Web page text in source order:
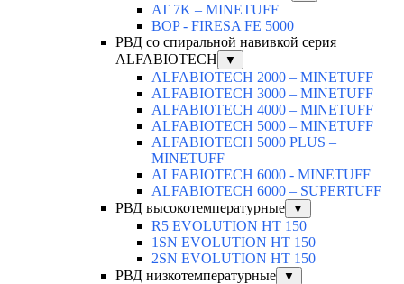
AT 7K – MINETUFF
BOP - FIRESA FE 5000
РВД со спиральной навивкой серия
ALFABIOTECH
▼
ALFABIOTECH 2000 – MINETUFF
ALFABIOTECH 3000 – MINETUFF
ALFABIOTECH 4000 – MINETUFF
ALFABIOTECH 5000 – MINETUFF
ALFABIOTECH 5000 PLUS –
MINETUFF
ALFABIOTECH 6000 - MINETUFF
ALFABIOTECH 6000 – SUPERTUFF
РВД высокотемпературные
▼
R5 EVOLUTION HT 150
1SN EVOLUTION HT 150
2SN EVOLUTION HT 150
РВД низкотемпературные
▼